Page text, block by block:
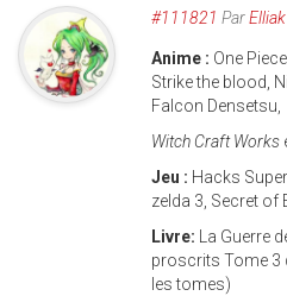
#111821 ParElliak
Anime : One
Strike the blood,
Falcon Densetsu,
Witch Craft Works
Jeu : Hacks
zelda 3, Secret of
Livre: La Guerre
proscrits Tome 3
les tomes)